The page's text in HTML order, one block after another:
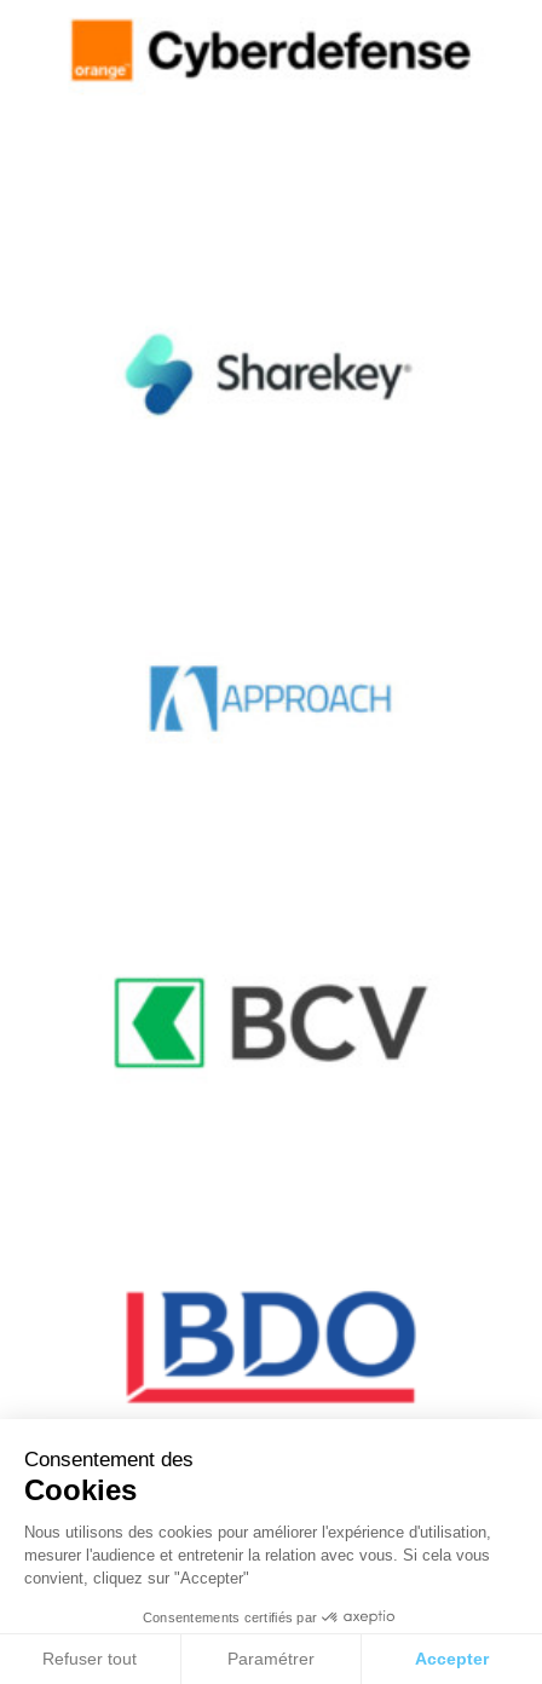
Consentement des
Cookies
Nous utilisons des cookies pour améliorer l'expérience d'utilisation,
mesurer l'audience et entretenir la relation avec vous. Si cela vous
convient, cliquez sur "Accepter"
Consentements certifiés par
Refuser tout Paramétrer Accepter
Cookies